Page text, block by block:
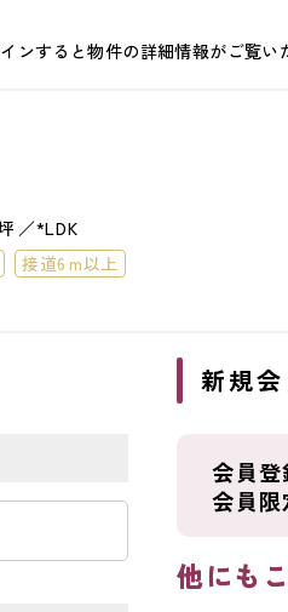
ンすると物件の詳細情報がご覧い
*LDK
接道6ｍ以上
新規
会員
会員
他にも